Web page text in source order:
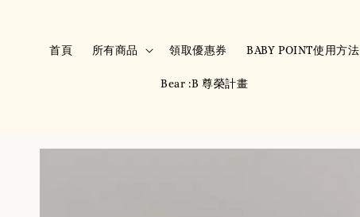
首頁 所有商品 領取優惠券 BABY POINT使用方法
Bear :B 尊榮計畫